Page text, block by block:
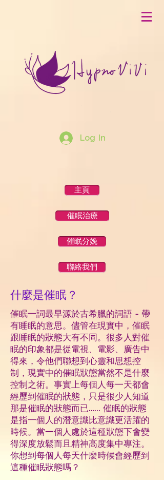
Log In
主頁
催眠治療
催眠分娩
聯絡我們
什麼是催眠？
催眠一詞最早源於古希臘的詞語 - 帶
有睡眠的意思。儘管在現實中，催眠
跟睡眠的狀態大有不同。很多人對催
眠的印象都是從電視、電影、廣告中
得來，令他們聯想到心靈和思想控
制，現實中的催眠狀態當然不是什麼
控制之術。事實上每個人每一天都會
經歷到催眠的狀態，只是很少人知道
那是催眠的狀態而已…… 催眠的狀態
是指一個人的潛意識比意識更活躍的
時候。當一個人處於這種狀態下會變
得深度放鬆而且精神高度集中專注。
你想到每個人每天什麼時候會經歷到
這種催眠狀態嗎？